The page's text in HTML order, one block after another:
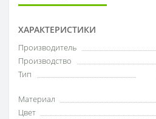
ХАРАКТЕРИСТИКИ
Производитель
Производство
Тип
Материал
Цвет